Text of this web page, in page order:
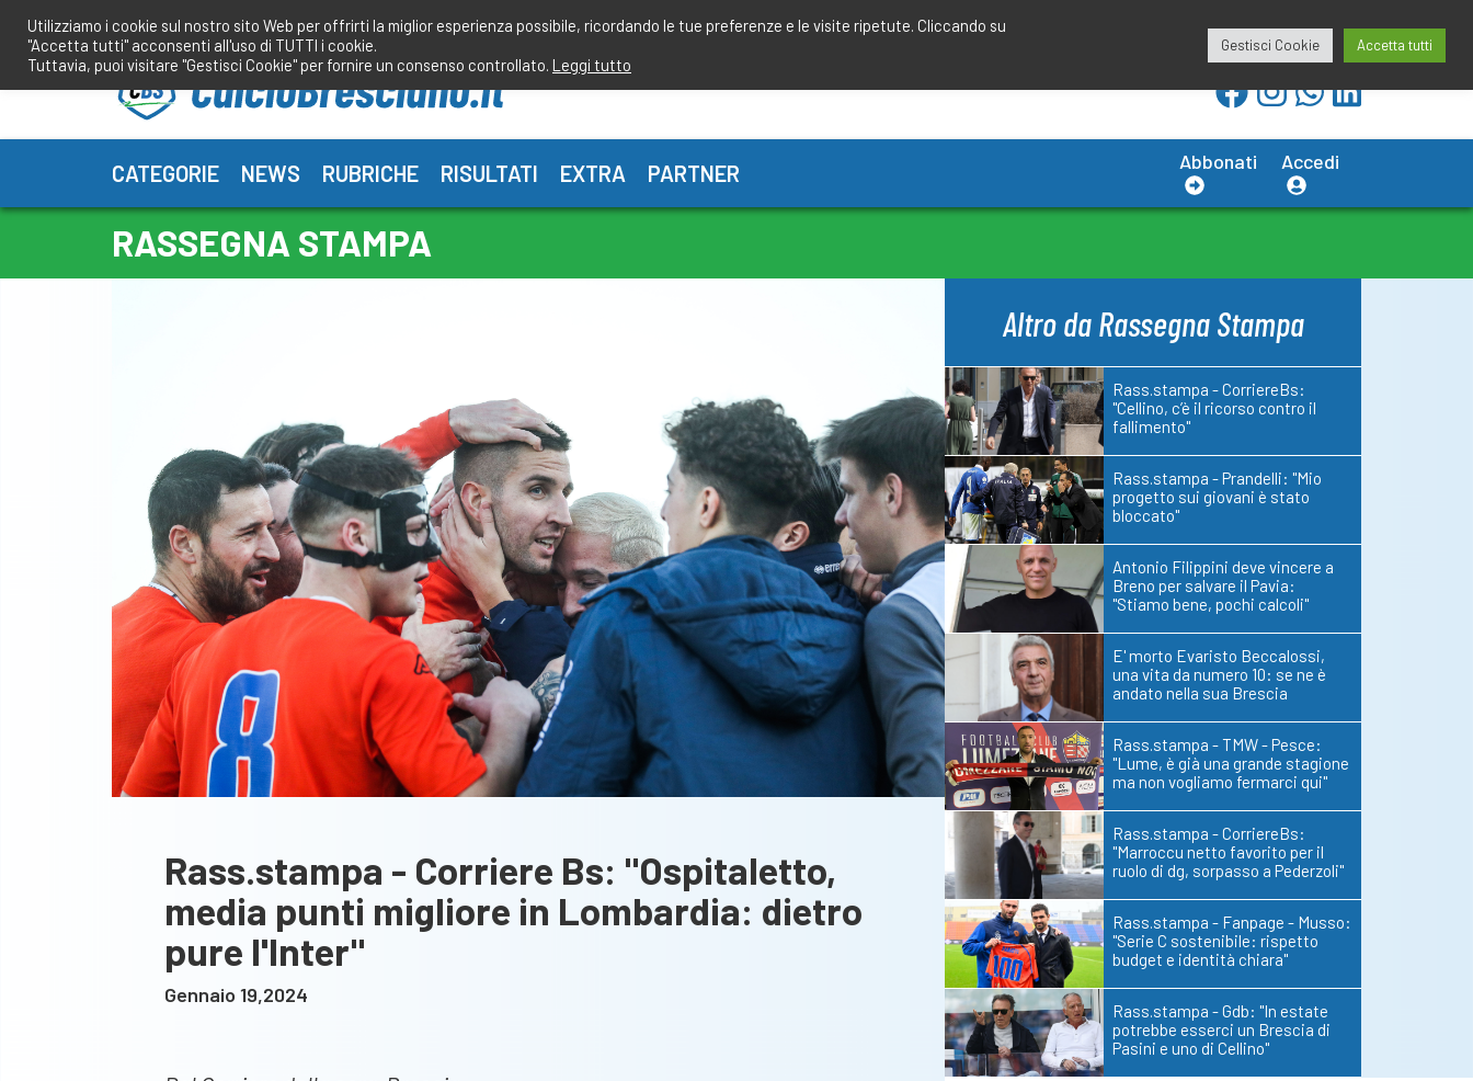
contenuto
redazione@calciobresciano.it
CATEGORIE NEWS RUBRICHE RISULTATI EXTRA PARTNER Abbonati Accedi
RASSEGNA STAMPA
Rass.stampa - Corriere Bs: "Ospitaletto,
media punti migliore in Lombardia: dietro
pure l'Inter"
Gennaio 19,2024
Altro da Rassegna Stampa
Rass.stampa - CorriereBs:
"Cellino, c’è il ricorso contro il
fallimento"
Rass.stampa - Prandelli: "Mio
progetto sui giovani è stato
bloccato"
Antonio Filippini deve vincere a
Breno per salvare il Pavia:
"Stiamo bene, pochi calcoli"
E' morto Evaristo Beccalossi,
una vita da numero 10: se ne è
andato nella sua Brescia
Rass.stampa - TMW - Pesce:
"Lume, è già una grande stagione
ma non vogliamo fermarci qui"
Rass.stampa - CorriereBs:
"Marroccu netto favorito per il
ruolo di dg, sorpasso a Pederzoli"
Rass.stampa - Fanpage - Musso:
"Serie C sostenibile: rispetto
budget e identità chiara"
Rass.stampa - Gdb: "In estate
potrebbe esserci un Brescia di
Pasini e uno di Cellino"
Utilizziamo i cookie sul nostro sito Web per offrirti la miglior esperienza possibile, ricordando le tue preferenze e le visite ripetute. Cliccando su
"Accetta tutti" acconsenti all'uso di TUTTI i cookie.
Tuttavia, puoi visitare "Gestisci Cookie" per fornire un consenso controllato. Leggi tutto
Gestisci Cookie Accetta tutti